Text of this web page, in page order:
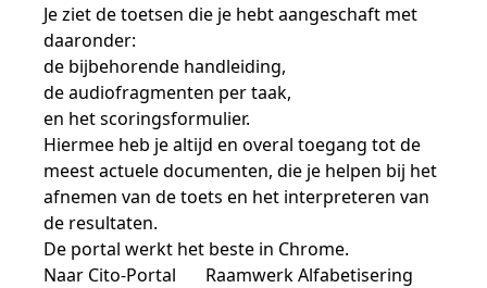
Je ziet de toetsen die je hebt aangeschaft met
daaronder:
de bijbehorende handleiding,
de audiofragmenten per taak,
en het scoringsformulier.
Hiermee heb je altijd en overal toegang tot de
meest actuele documenten, die je helpen bij het
afnemen van de toets en het interpreteren van
de resultaten.
De portal werkt het beste in Chrome.
Naar Cito-Portal
Raamwerk Alfabetisering